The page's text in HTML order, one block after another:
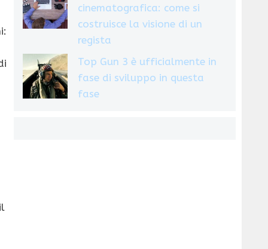
cinematografica: come si
costruisce la visione di un
regista
Top Gun 3 è ufficialmente in
fase di sviluppo in questa
fase